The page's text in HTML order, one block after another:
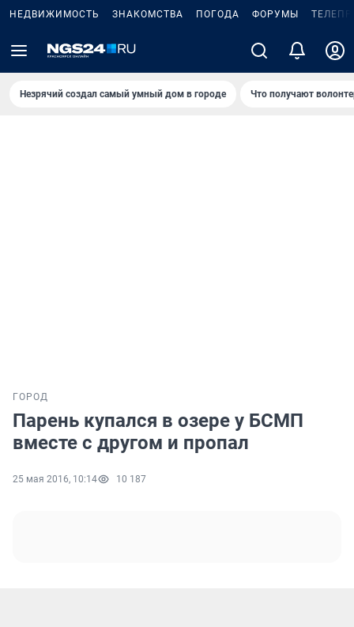
НЕДВИЖИМОСТЬ ЗНАКОМСТВА ПОГОДА ФОРУМЫ
Незрячий создал самый умный дом в городе Что получают
ГОРОД
Парень купался в озере у БСМП
вместе с другом и пропал
25 мая 2016, 10:14 10 187